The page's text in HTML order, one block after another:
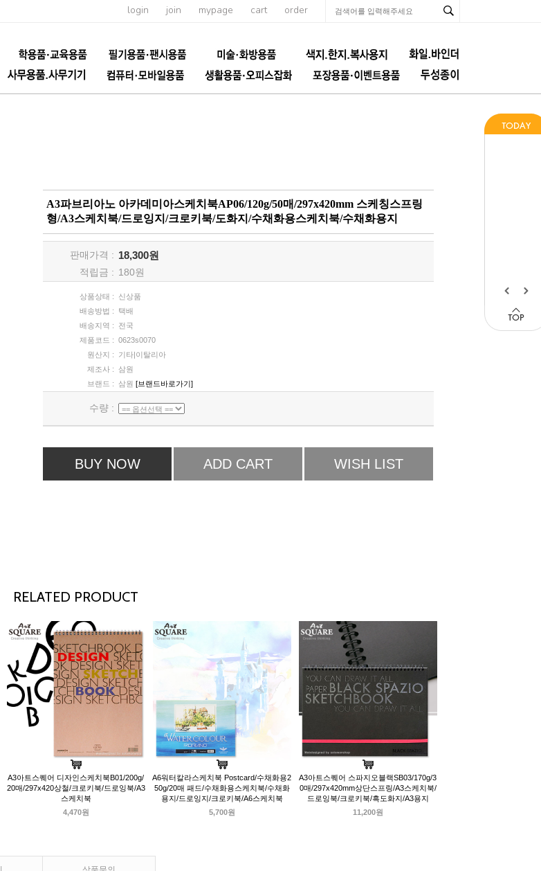
login join mypage cart order
A3파브리아노 아카데미아스케치북AP06/120g/50매/297x420mm 스케칭스프링
형/A3스케치북/드로잉지/크로키북/도화지/수채화용스케치북/수채화용지
판매가격 : 18,300원
적립금 : 180원
상품상태 :
신상품
배송방법 :
택배
배송지역 :
전국
제품코드 : 0623s0070
원산지 :
기타|이탈리아
제조사 : 삼원
브랜드 : 삼원 [브랜드바로가기]
수량 :
BUY NOW ADD CART WISH LIST
RELATED PRODUCT
A3아트스퀘어 디자인스케치북B01/200g/
20매/297x420상철/크로키북/드로잉북/A3
스케치북
4,470원
A6워터칼라스케치북 Postcard/수채화용2
50g/20매 패드/수채화용스케치북/수채화
용지/드로잉지/크로키북/A6스케치북
5,700원
A3아트스퀘어 스파지오블랙SB03/170g/3
0매/297x420mm상단스프링/A3스케치북/
드로잉북/크로키북/흑도화지/A3용지
11,200원